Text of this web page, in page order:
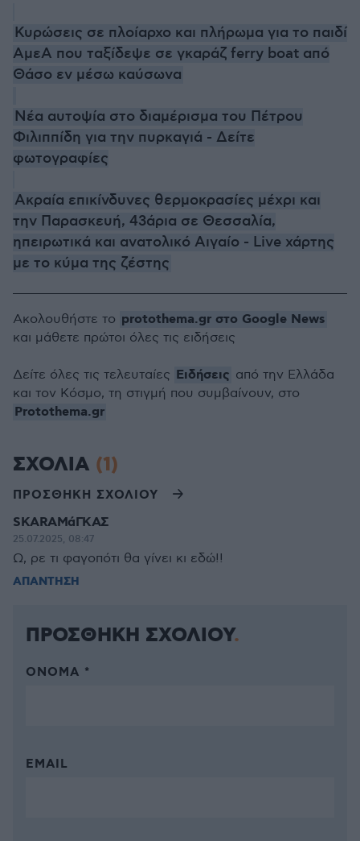
Κυρώσεις σε πλοίαρχο και πλήρωμα για το παιδί
ΑμεΑ που ταξίδεψε σε γκαράζ ferry boat από
Θάσο εν μέσω καύσωνα
Νέα αυτοψία στο διαμέρισμα του Πέτρου
Φιλιππίδη για την πυρκαγιά - Δείτε
φωτογραφίες
Ακραία επικίνδυνες θερμοκρασίες μέχρι και
την Παρασκευή, 43άρια σε Θεσσαλία,
ηπειρωτικά και ανατολικό Αιγαίο - Live χάρτης
με το κύμα της ζέστης
Ακολουθήστε το protothema.gr στο Google News
και μάθετε πρώτοι όλες τις ειδήσεις
Δείτε όλες τις τελευταίες Ειδήσεις από την Ελλάδα
και τον Κόσμο, τη στιγμή που συμβαίνουν, στο
Protothema.gr
ΣΧΟΛΙΑ (1)
ΠΡΟΣΘΗΚΗ ΣΧΟΛΙΟΥ
SKARAΜάΓΚΑΣ
25.07.2025, 08:47
Ω, ρε τι φαγοπότι θα γίνει κι εδώ!!
ΑΠΑΝΤΗΣΗ
ΠΡΟΣΘΗΚΗ ΣΧΟΛΙΟΥ
ΌΝΟΜΑ *
EMAIL